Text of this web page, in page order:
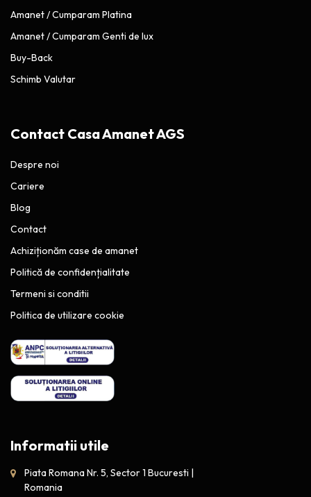
Amanet / Cumparam Platina
Amanet / Cumparam Genti de lux
Buy-Back
Schimb Valutar
Contact Casa Amanet AGS
Despre noi
Cariere
Blog
Contact
Achiziționăm case de amanet
Politică de confidențialitate
Termeni si conditii
Politica de utilizare cookie
Informatii utile
Piata Romana Nr. 5, Sector 1 Bucuresti |
Romania